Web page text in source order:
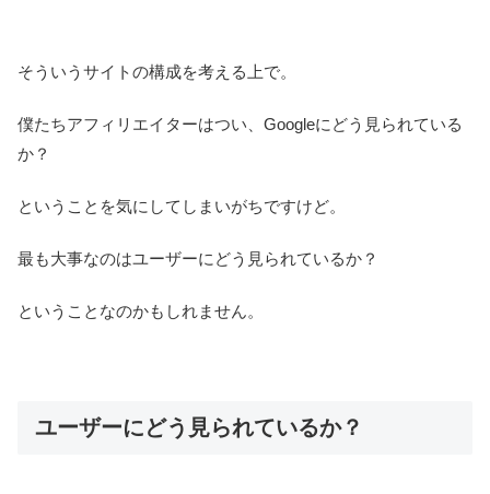
そういうサイトの構成を考える上で。
僕たちアフィリエイターはつい、Googleにどう見られている
か？
ということを気にしてしまいがちですけど。
最も大事なのはユーザーにどう見られているか？
ということなのかもしれません。
ユーザーにどう見られているか？